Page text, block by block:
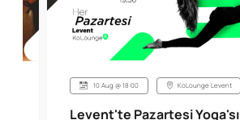
10 Aug @ 18:00 KoLounge Levent
Levent'te Pazartesi Yoga'sı